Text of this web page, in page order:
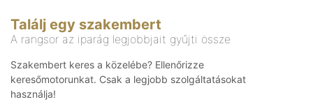
Találj egy szakembert
A rangsor az iparág legjobbjait gyűjti össze
Szakembert keres a közelébe? Ellenőrizze
keresőmotorunkat. Csak a legjobb szolgáltatásokat
használja!